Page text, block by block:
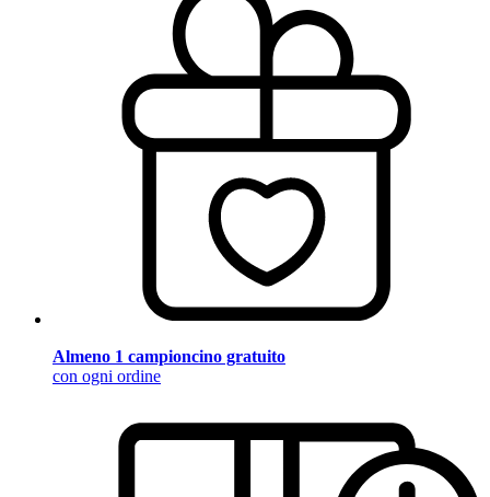
Almeno 1 campioncino gratuito
con ogni ordine